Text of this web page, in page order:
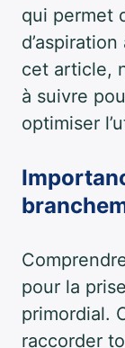
qui permet
cet article,
à suivre
optimiser
pour la
primordial.
raccorder